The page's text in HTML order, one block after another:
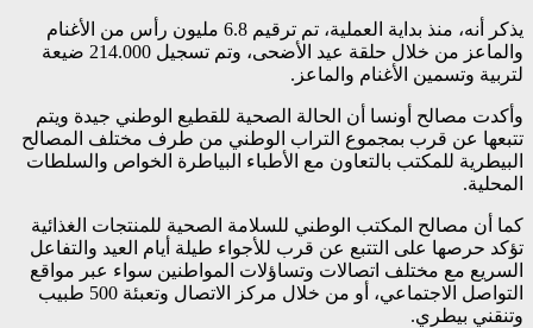
يذكر أنه، منذ بداية العملية، تم ترقيم 6.8 مليون رأس من الأغنام
والماعز من خلال حلقة عيد الأضحى، وتم تسجيل 214.000 ضيعة
لتربية وتسمين الأغنام والماعز.
وأكدت مصالح أونسا أن الحالة الصحية للقطيع الوطني جيدة ويتم
تتبعها عن قرب بمجموع التراب الوطني من طرف مختلف المصالح
البيطرية للمكتب بالتعاون مع الأطباء البياطرة الخواص والسلطات
المحلية.
كما أن مصالح المكتب الوطني للسلامة الصحية للمنتجات الغذائية
تؤكد حرصها على التتبع عن قرب للأجواء طيلة أيام العيد والتفاعل
السريع مع مختلف اتصالات وتساؤلات المواطنين سواء عبر مواقع
التواصل الاجتماعي، أو من خلال مركز الاتصال وتعبئة 500 طبيب
وتنقني بيطري.